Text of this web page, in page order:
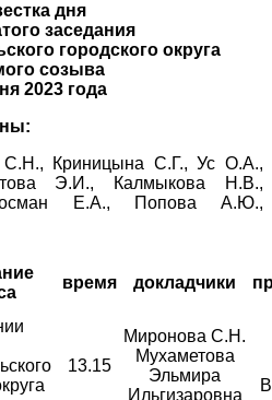
дня
заседания
городского округа
созыва
2023 года
С.Н., Криницына С.Г., Ус О.А.,
Э.И., Калмыкова Н.В.,
Е.А., Попова А.Ю.,
время докладчики
13.15
Миронова С.Н.
Мухаметова
Эльмира
Ильгизаровна